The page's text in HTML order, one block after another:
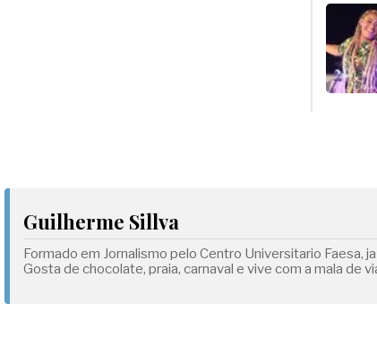
Guilherme Sillva
Formado em Jornalismo pelo Centro Universitario
Gosta de chocolate, praia, carnaval e vive com a mala de